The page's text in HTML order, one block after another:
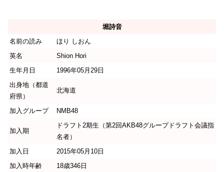
堀詩音
名前の読み
ほり しおん
英名
Shion Hori
生年月日
1996年05月29日
出身地（都道
府県）
北海道
加入グループ NMB48
加入期
ドラフト2期生（第2回AKB48グループドラフト会議指
名者）
加入日
2015年05月10日
加入時年齢
18歳346日